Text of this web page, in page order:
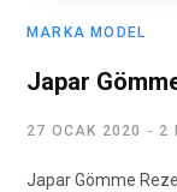
MARKA MODEL
Japar
27 OCAK 2020 2
Japar Gömme